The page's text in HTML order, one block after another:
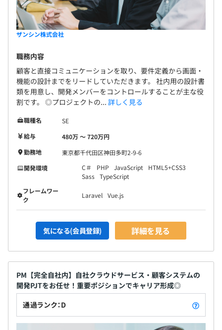
ザンシン株式会社
職務内容
顧客と直接コミュニケーションを取り、要件定義から画面・
機能の設計までをリードしていただきます。 社内用の設計書
類を用意し、開発メンバーをコントロールすることが主な役
割です。 ◎プロジェクトの... 詳しく見る
職種名
SE
給与
480万 〜 720万円
勤務地
東京都千代田区神田多町2-9-6
開発環境
C＃ PHP JavaScript
HTML5+CSS3
Sass TypeScript
フレームワー
ク
Laravel Vue.js
気になる(会員登録) 詳細を見る
PM【完全自社内】自社クラウドサービス・顧客システムの
開発PJTをお任せ！重要ポジションでキャリア形成◎
通過ランク：D